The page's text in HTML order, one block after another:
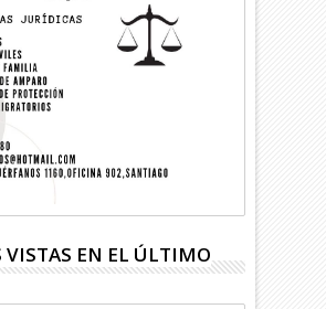
VISTAS EN EL ÚLTIMO